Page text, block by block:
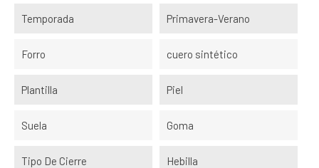
Temporada Primavera-Verano
Forro cuero sintético
Plantilla Piel
Suela Goma
Tipo De Cierre Hebilla